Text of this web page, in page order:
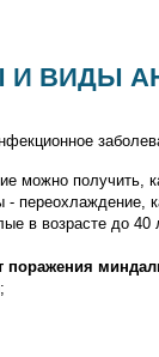
И ВИДЫ
можно получить,
- переохлаждение,
в возрасте до 40
поражения